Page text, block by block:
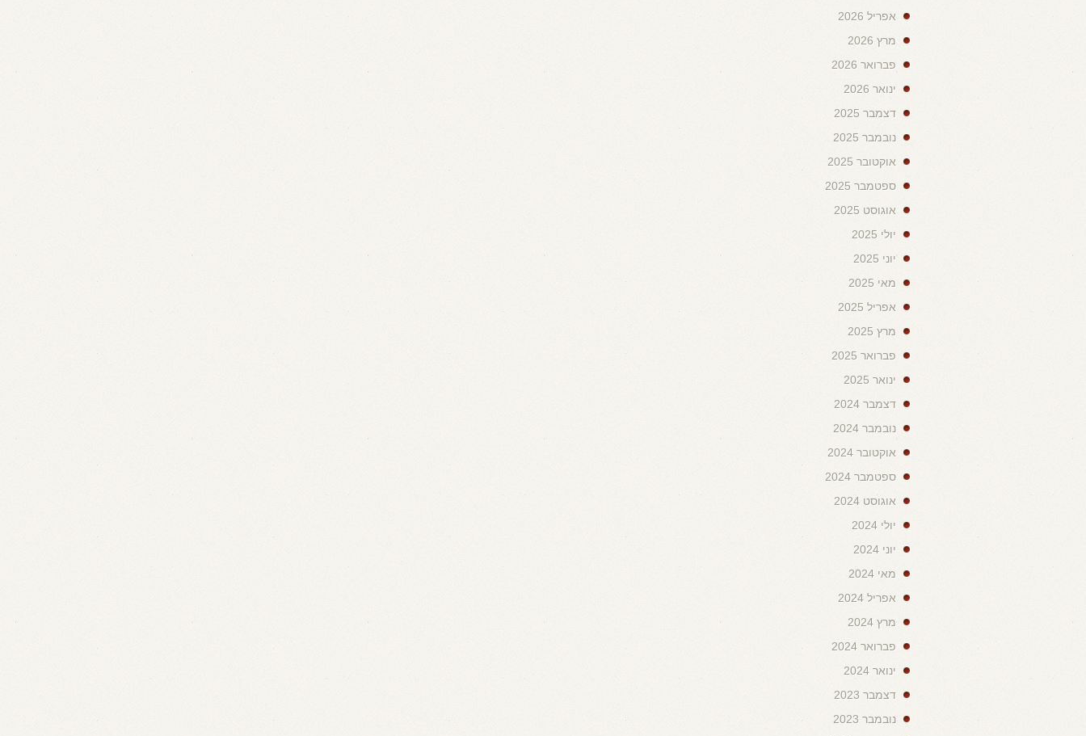
אפריל 2026
מרץ 2026
פברואר 2026
ינואר 2026
דצמבר 2025
נובמבר 2025
אוקטובר 2025
ספטמבר 2025
אוגוסט 2025
יולי 2025
יוני 2025
מאי 2025
אפריל 2025
מרץ 2025
פברואר 2025
ינואר 2025
דצמבר 2024
נובמבר 2024
אוקטובר 2024
ספטמבר 2024
אוגוסט 2024
יולי 2024
יוני 2024
מאי 2024
אפריל 2024
מרץ 2024
פברואר 2024
ינואר 2024
דצמבר 2023
נובמבר 2023